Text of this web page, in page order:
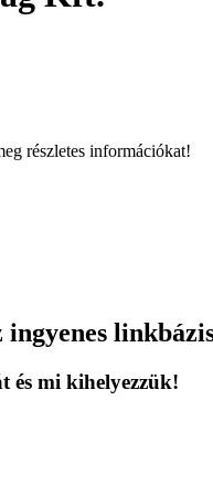
részletes információkat!
ingyenes
és mi kihelyezzük!